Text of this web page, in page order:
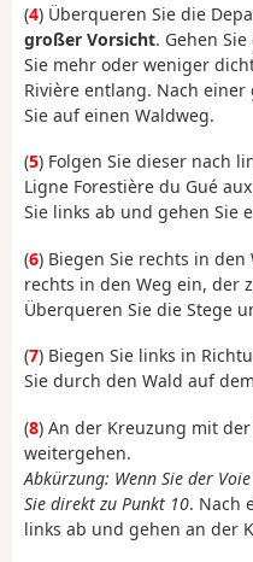
(4) Überqueren Sie die
großer Vorsicht. Gehen
Sie mehr oder weniger
Rivière entlang. Nach
Sie auf einen Waldweg.
(5) Folgen Sie dieser nach
Ligne Forestière du Gué
Sie links ab und gehen Sie
(6) Biegen Sie rechts in
rechts in den Weg ein, der
Überqueren Sie die Stege
(7) Biegen Sie links in
Sie durch den Wald auf
(8) An der Kreuzung mit
weitergehen.
Abkürzung: Wenn Sie der
Sie direkt zu Punkt 10. Nach
links ab und gehen an der